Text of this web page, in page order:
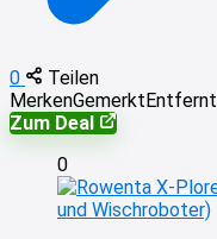
0
Teilen
MerkenGemerktEntfernt
Zum Deal
0